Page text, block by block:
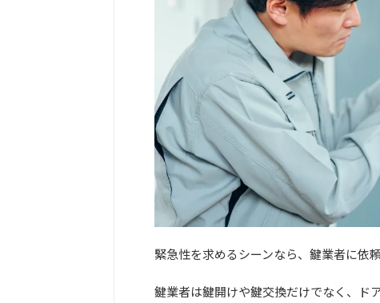
緊急性を求めるシーンなら、鍵業者に依
鍵業者は鍵開けや鍵交換だけでなく、ド